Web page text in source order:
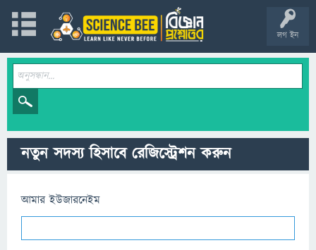
লগ ইন
নতুন সদস্য হিসাবে রেজিস্ট্রেশন করুন
আমার ইউজারনেইম